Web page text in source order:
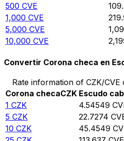
500 CVE
1,000 CVE
5,000 CVE
10,000 CVE
Convertir Corona checa en
Rate information of CZK/
Corona checaCZK Escudo
1 CZK 4.54549
5 CZK 22.7274
10 CZK 45.4549